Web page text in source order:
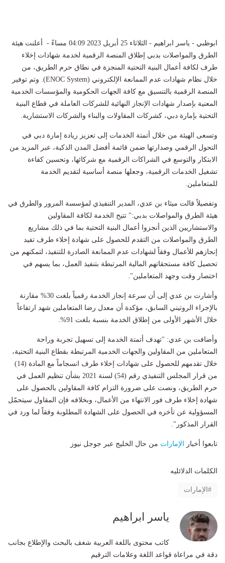
ابوظبي - ياسر ابراهيم - الثلاثاء 25 أبريل 2023 04:09 مساءً - أعلنت هيئة
الطرق والمواصلات بدبي إطلاق المنصة الرقمية لخدمة شهادات إخلاء
طرف لكافة أعمال البنية التحتية المنجزة في نطاق حرم الطريق، من
خلال نظام شهادات عدم الممانعة الإلكتروني (ENOC System). وتم توفير
المنصة الرقمية بالتنسيق مع كافة الجهات الحكومية والمؤسسات الخدمية
المعنية بإصدار شهادات الإنجاز النهائية للشركات العاملة في قطاع البنية
التحتية بإمارة دبي، كشركات المقاولات والبناء والشركات الاستشارية.
وتسعى الهيئة من خلال أتمتة الخدمات إلى تعزيز ريادة إمارة دبي في
التحول الرقمي وصدارتها ضمن قائمة أفضل المدن الذكية، عبر المزيد من
الابتكار والتوسع في الشراكات الرقمية مع شركائها، وتحسين كفاءة
تشغيل الخدمات الرقمية، وجعلها منصة أساسية لتقديم الخدمة
للمتعاملين.
وتفصيلاً قالت ميثاء بن عدي، المدير التنفيذي لمؤسسة المرور والطرق في
هيئة الطرق والمواصلات بدبي:" تتيح الخدمة لكافة المقاولين
والاستشاريين الذين أنجزوا أعمال البنية التحتية بما في ذلك مشاريع
الطرق والمواصلات من التقدم للحصول على شهادة إخلاء طرف تفيد
إنجازهم للأعمال وفقاً لشهادات عدم الممانعة الصادرة للتنفيذ، لتمكنهم من
تحصيل كافة مستحقاتهم المالية المرتبطة بتنفيذ العمل، بما يسهم في
اختصار وقت وجهد المتعاملين".
وأشارت بن عدي إلى أن سرعة إنجاز الخدمة رقمياً بلغت 30% مقارنة
بالإجراء الروتيني السابق، مؤكدة أن معدل رضا المتعاملين شهد ارتفاعاً
خلال الأشهر الأولى من إطلاق الخدمة بنسبة بلغت 91%.
وأضافت بن عدي: "تهدف أتمتة الخدمة إلى تسهيل تجربة وراحة
المتعاملين من المقاولين والجهات الخدمية المرتبطة بقطاع البنية التحتية،
خلال تقدمهم للحصول على شهادات إخلاء طرف انسجاماً مع المادة (14)
من قرار المجلس التنفيذي رقم (54) لسنة 2021 بشأن تنظيم العمل في
حرم الطريق، ونصت على ضرورة التزام كافة المقاولين بالحصول على
شهادة إخلاء طرف فور الانتهاء من الأعمال، وبخلافه فإن المقاول سيتحمّل
المسؤولية عن تأخره في الحصول على الشهادة المطلوبة وفقاً لما ورد في
القرار المذكور".
تابعوا أخبار الإمارات من حال الخليج عبر جوجل نيوز
الكلمات الدلائليه
الإمارات
ياسر ابراهيم
كاتب محتوى باللغة العربية شغف بالبحث والإطلاع بجانب
دقة في مراعاة قواعد اللغة وعلامات الترقيم